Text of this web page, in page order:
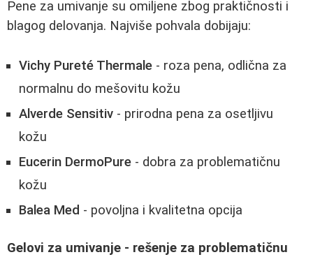
Pene za umivanje su omiljene zbog praktičnosti i
blagog delovanja. Najviše pohvala dobijaju:
Vichy Pureté Thermale - roza pena, odlična za
normalnu do mešovitu kožu
Alverde Sensitiv - prirodna pena za osetljivu
kožu
Eucerin DermoPure - dobra za problematičnu
kožu
Balea Med - povoljna i kvalitetna opcija
Gelovi za umivanje - rešenje za problematičnu